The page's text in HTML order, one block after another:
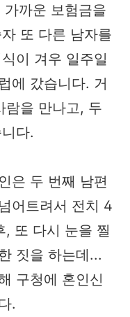
까운 보험금을
또 다른 남자를
이 겨우 일주일
에 갔습니다. 거
람을 만나고, 두
다.
은 두 번째 남편
어트려서 전치 4
, 또 다시 눈을 찔
짓을 하는데...
구청에 혼인신
.